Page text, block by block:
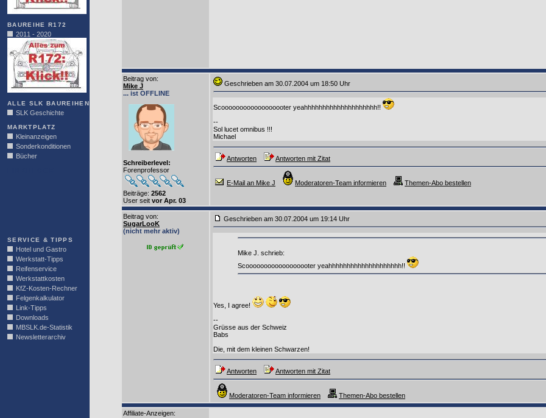
BAUREIHE R172
2011 - 2020
ALLE SLK BAUREIHEN
SLK Geschichte
MARKTPLATZ
Kleinanzeigen
Sonderkonditionen
Bücher
SERVICE & TIPPS
Hotel und Gastro
Werkstatt-Tipps
Reifenservice
Werkstattkosten
KfZ-Kosten-Rechner
Felgenkalkulator
Link-Tipps
Downloads
MBSLK.de-Statistik
Newsletterarchiv
Beitrag von:
Mike J
... ist OFFLINE
Schreiberlevel:
Forenprofessor
Beiträge: 2562
User seit vor Apr. 03
Geschrieben am 30.07.2004 um 18:50 Uhr
Scoooooooooooooooooter yeahhhhhhhhhhhhhhhhhhhh!!
--
Sol lucet omnibus !!!
Michael
Antworten Antworten mit Zitat
E-Mail an Mike J Moderatoren-Team informieren Themen-Abo bestellen
Beitrag von:
SugarLooK
(nicht mehr aktiv)
Geschrieben am 30.07.2004 um 19:14 Uhr
Mike J. schrieb:
Scoooooooooooooooooter yeahhhhhhhhhhhhhhhhhhhh!!
Yes, I agree!
--
Grüsse aus der Schweiz
Babs
Die, mit dem kleinen Schwarzen!
Antworten Antworten mit Zitat
Moderatoren-Team informieren Themen-Abo bestellen
Affiliate-Anzeigen: